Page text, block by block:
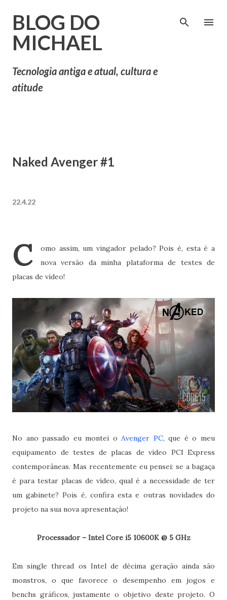
BLOG DO
MICHAEL
Tecnologia antiga e atual, cultura e
atitude
Naked Avenger #1
22.4.22
C
omo assim, um vingador pelado? Pois é, esta é a
nova versão da minha plataforma de testes de
placas de vídeo!
No ano passado eu montei oAvenger PC, que é o meu
equipamento de testes de placas de vídeo PCI Express
contemporâneas. Mas recentemente eu pensei: se a bagaça
é para testar placas de vídeo, qual é a necessidade de ter
um gabinete? Pois é, confira esta e outras novidades do
projeto na sua nova apresentação!
Processador – Intel Core i5 10600K @ 5 GHz
Em single thread os Intel de décima geração ainda são
monstros, o que favorece o desempenho em jogos e
benchs gráficos, justamente o objetivo deste projeto. O